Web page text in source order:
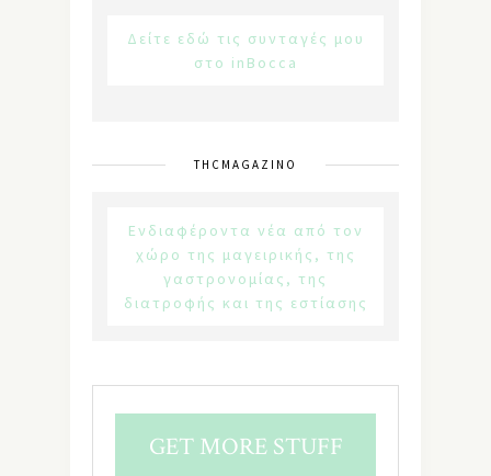
Δείτε εδώ τις συνταγές μου
στο inBocca
THCMAGAZINO
Ενδιαφέροντα νέα από τον
χώρο της μαγειρικής, της
γαστρονομίας, της
διατροφής και της εστίασης
GET MORE STUFF